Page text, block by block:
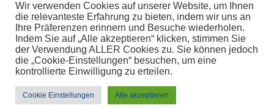
Home
Disclaimer
Impressum & Datenschutz
© 2026 Steinbichler Steuerberatung GmbH
Samstag, 8. Aug 2026
Wir verwenden Cookies auf unserer Website, um Ihnen
die relevanteste Erfahrung zu bieten, indem wir uns an
Ihre Präferenzen erinnern und Besuche wiederholen.
Indem Sie auf „Alle akzeptieren“ klicken, stimmen Sie
der Verwendung ALLER Cookies zu. Sie können jedoch
die „Cookie-Einstellungen“ besuchen, um eine
kontrollierte Einwilligung zu erteilen.
Cookie Einstellungen Alle akzeptieren